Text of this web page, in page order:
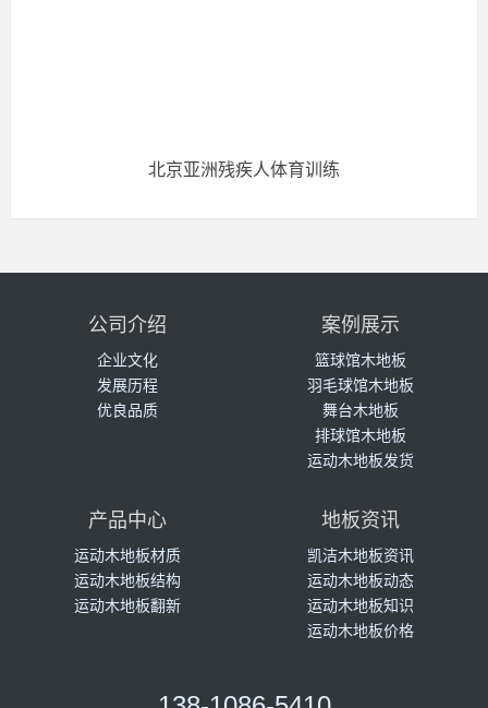
北京亚洲残疾人体育训练
公司介绍
企业文化
发展历程
优良品质
案例展示
篮球馆木地板
羽毛球馆木地板
舞台木地板
排球馆木地板
运动木地板发货
产品中心
运动木地板材质
运动木地板结构
运动木地板翻新
地板资讯
凯洁木地板资讯
运动木地板动态
运动木地板知识
运动木地板价格